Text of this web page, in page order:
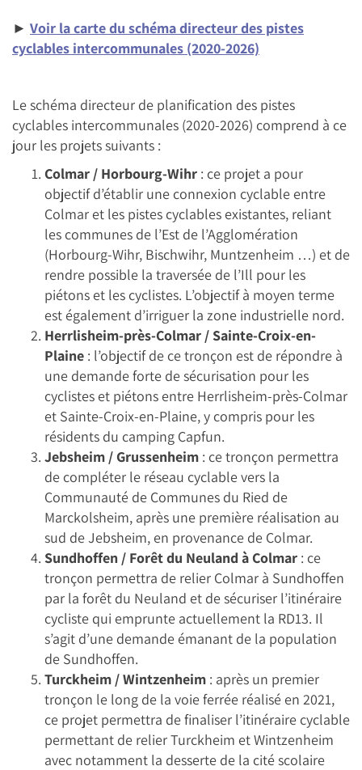
► Voir la carte du schéma directeur des pistes
cyclables intercommunales (2020-2026)
Le schéma directeur de planification des pistes
cyclables intercommunales (2020-2026) comprend à ce
jour les projets suivants :
Colmar / Horbourg-Wihr : ce projet a pour
objectif d’établir une connexion cyclable entre
Colmar et les pistes cyclables existantes, reliant
les communes de l’Est de l’Agglomération
(Horbourg-Wihr, Bischwihr, Muntzenheim …) et de
rendre possible la traversée de l’Ill pour les
piétons et les cyclistes. L’objectif à moyen terme
est également d’irriguer la zone industrielle nord.
Herrlisheim-près-Colmar / Sainte-Croix-en-
Plaine : l’objectif de ce tronçon est de répondre à
une demande forte de sécurisation pour les
cyclistes et piétons entre Herrlisheim-près-Colmar
et Sainte-Croix-en-Plaine, y compris pour les
résidents du camping Capfun.
Jebsheim / Grussenheim : ce tronçon permettra
de compléter le réseau cyclable vers la
Communauté de Communes du Ried de
Marckolsheim, après une première réalisation au
sud de Jebsheim, en provenance de Colmar.
Sundhoffen / Forêt du Neuland à Colmar : ce
tronçon permettra de relier Colmar à Sundhoffen
par la forêt du Neuland et de sécuriser l’itinéraire
cycliste qui emprunte actuellement la RD13. Il
s’agit d’une demande émanant de la population
de Sundhoffen.
Turckheim / Wintzenheim : après un premier
tronçon le long de la voie ferrée réalisé en 2021,
ce projet permettra de finaliser l’itinéraire cyclable
permettant de relier Turckheim et Wintzenheim
avec notamment la desserte de la cité scolaire